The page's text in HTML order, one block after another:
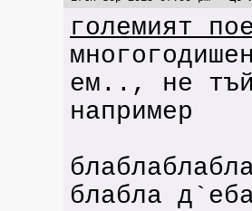
големият
ем.., не тъй
например
блабла